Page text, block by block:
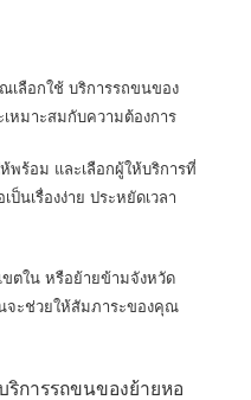
เลือกใช้ บริการรถขนของ
หมาะสมกับความต้องการ
พร้อม และเลือกผู้ให้บริการที่
นเรื่องง่าย ประหยัดเวลา
ตใน หรือย้ายข้ามจังหวัด
จะช่วยให้สัมภาระของคุณ
การรถขนของย้ายหอ